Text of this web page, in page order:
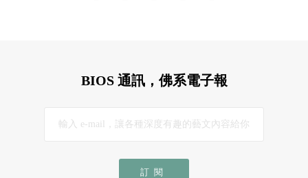
BIOS 通訊，佛系電子報
訂閱